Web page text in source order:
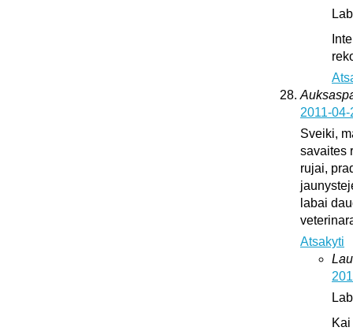
2011-
Sveiki,
savaites
rujai,
labai
Atsakyti